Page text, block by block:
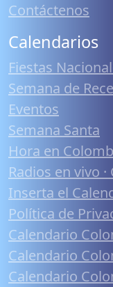
Contáctenos
Calendarios
Fiestas
Semana de
Eventos
Semana Santa
Hora en
Radios en vivo
Inserta el
Política de
Calendario
Calendario
Calendario